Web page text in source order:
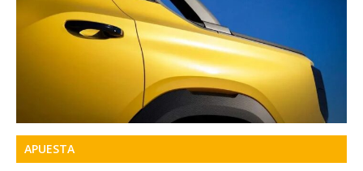
APUESTA
29/06/2026